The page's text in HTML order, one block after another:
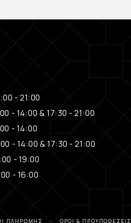
- 21:00
- 14:00 & 17:30 - 21:00
- 14:00
- 14:00 & 17:30 - 21:00
- 19:00
- 16:00
ΠΛΗΡΩΜΉΣ ΌΡΟΙ & ΠΡΟΫΠΟΘΈΣΕΙΣ